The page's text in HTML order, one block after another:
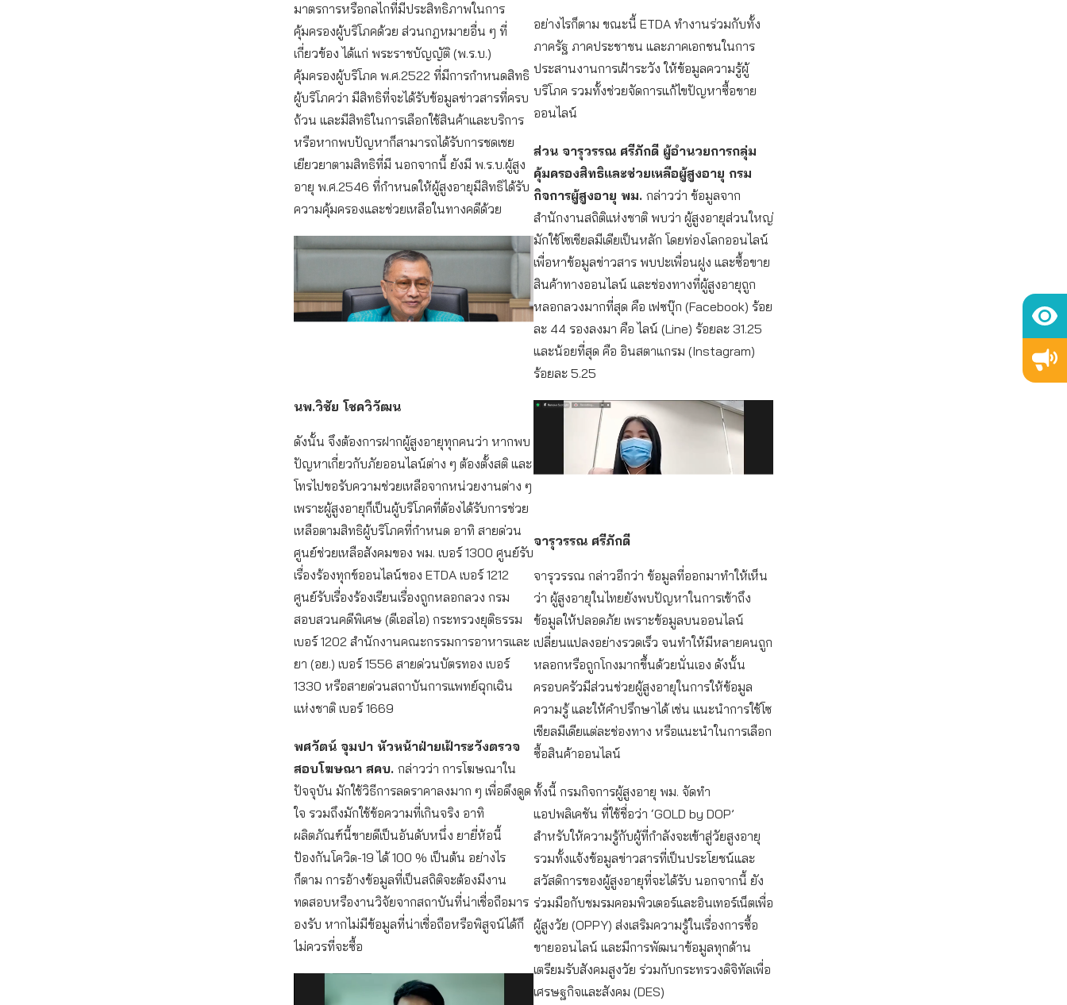
มาตรการหรือกลไกที่มีประสิทธิภาพในการ
คุ้มครองผู้บริโภคด้วย ส่วนกฎหมายอื่น ๆ ที่
เกี่ยวข้อง ได้แก่ พระราชบัญญัติ (พ.ร.บ.)
คุ้มครองผู้บริโภค พ.ศ.2522 ที่มีการกำหนดสิทธิ
ผู้บริโภคว่า มีสิทธิที่จะได้รับข้อมูลข่าวสารที่ครบ
ถ้วน และมีสิทธิในการเลือกใช้สินค้าและบริการ
หรือหากพบปัญหาก็สามารถได้รับการชดเชย
เยียวยาตามสิทธิที่มี นอกจากนี้ ยังมี พ.ร.บ.ผู้สูง
อายุ พ.ศ.2546 ที่กำหนดให้ผู้สูงอายุมีสิทธิได้รับ
ความคุ้มครองและช่วยเหลือในทางคดีด้วย
นพ.วิชัย โชควิวัฒน
ดังนั้น จึงต้องการฝากผู้สูงอายุทุกคนว่า หากพบ
ปัญหาเกี่ยวกับภัยออนไลน์ต่าง ๆ ต้องตั้งสติ และ
โทรไปขอรับความช่วยเหลือจากหน่วยงานต่าง ๆ
เพราะผู้สูงอายุก็เป็นผู้บริโภคที่ต้องได้รับการช่วย
เหลือตามสิทธิผู้บริโภคที่กำหนด อาทิ สายด่วน
ศูนย์ช่วยเหลือสังคมของ พม. เบอร์ 1300 ศูนย์รับ
เรื่องร้องทุกข์ออนไลน์ของ ETDA เบอร์ 1212
ศูนย์รับเรื่องร้องเรียนเรื่องถูกหลอกลวง กรม
สอบสวนคดีพิเศษ (ดีเอสไอ) กระทรวงยุติธรรม
เบอร์ 1202 สำนักงานคณะกรรมการอาหารและ
ยา (อย.) เบอร์ 1556 สายด่วนบัตรทอง เบอร์
1330 หรือสายด่วนสถาบันการแพทย์ฉุกเฉิน
แห่งชาติ เบอร์ 1669
พศวัตน์ จุมปา หัวหน้าฝ่ายเฝ้าระวังตรวจ
สอบโฆษณา สคบ. กล่าวว่า การโฆษณาใน
ปัจจุบัน มักใช้วิธีการลดราคาลงมาก ๆ เพื่อดึงดูด
ใจ รวมถึงมักใช้ข้อความที่เกินจริง อาทิ
ผลิตภัณฑ์นี้ขายดีเป็นอันดับหนึ่ง ยายี่ห้อนี้
ป้องกันโควิด-19 ได้ 100 % เป็นต้น อย่างไร
ก็ตาม การอ้างข้อมูลที่เป็นสถิติจะต้องมีงาน
ทดสอบหรืองานวิจัยจากสถาบันที่น่าเชื่อถือมาร
องรับ หากไม่มีข้อมูลที่น่าเชื่อถือหรือพิสูจน์ได้ก็
ไม่ควรที่จะซื้อ
อย่างไรก็ตาม ขณะนี้ ETDA ทำงานร่วมกับทั้ง
ภาครัฐ ภาคประชาชน และภาคเอกชนในการ
ประสานงานการเฝ้าระวัง ให้ข้อมูลความรู้ผู้
บริโภค รวมทั้งช่วยจัดการแก้ไขปัญหาซื้อขาย
ออนไลน์
ส่วน จารุวรรณ ศรีภักดี ผู้อำนวยการกลุ่ม
คุ้มครองสิทธิและช่วยเหลือผู้สูงอายุ กรม
กิจการผู้สูงอายุ พม. กล่าวว่า ข้อมูลจาก
สำนักงานสถิติแห่งชาติ พบว่า ผู้สูงอายุส่วนใหญ่
มักใช้โซเชียลมีเดียเป็นหลัก โดยท่องโลกออนไลน์
เพื่อหาข้อมูลข่าวสาร พบปะเพื่อนฝูง และซื้อขาย
สินค้าทางออนไลน์ และช่องทางที่ผู้สูงอายุถูก
หลอกลวงมากที่สุด คือ เฟซบุ๊ก (Facebook) ร้อย
ละ 44 รองลงมา คือ ไลน์ (Line) ร้อยละ 31.25
และน้อยที่สุด คือ อินสตาแกรม (Instagram)
ร้อยละ 5.25
จารุวรรณ ศรีภักดี
จารุวรรณ กล่าวอีกว่า ข้อมูลที่ออกมาทำให้เห็น
ว่า ผู้สูงอายุในไทยยังพบปัญหาในการเข้าถึง
ข้อมูลให้ปลอดภัย เพราะข้อมูลบนออนไลน์
เปลี่ยนแปลงอย่างรวดเร็ว จนทำให้มีหลายคนถูก
หลอกหรือถูกโกงมากขึ้นด้วยนั่นเอง ดังนั้น
ครอบครัวมีส่วนช่วยผู้สูงอายุในการให้ข้อมูล
ความรู้ และให้คำปรึกษาได้ เช่น แนะนำการใช้โซ
เชียลมีเดียแต่ละช่องทาง หรือแนะนำในการเลือก
ซื้อสินค้าออนไลน์
ทั้งนี้ กรมกิจการผู้สูงอายุ พม. จัดทำ
แอปพลิเคชัน ที่ใช้ชื่อว่า ‘GOLD by DOP’
สำหรับให้ความรู้กับผู้ที่กำลังจะเข้าสู่วัยสูงอายุ
รวมทั้งแจ้งข้อมูลข่าวสารที่เป็นประโยชน์และ
สวัสดิการของผู้สูงอายุที่จะได้รับ นอกจากนี้ ยัง
ร่วมมือกับชมรมคอมพิวเตอร์และอินเทอร์เน็ตเพื่อ
ผู้สูงวัย (OPPY) ส่งเสริมความรู้ในเรื่องการซื้อ
ขายออนไลน์ และมีการพัฒนาข้อมูลทุกด้าน
เตรียมรับสังคมสูงวัย ร่วมกับกระทรวงดิจิทัลเพื่อ
เศรษฐกิจและสังคม (DES)